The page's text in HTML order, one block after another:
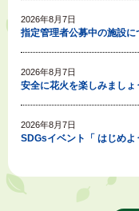
2026年8月7日
指定管理者公募中の施設に
2026年8月7日
安全に花火を楽しみましょ
2026年8月7日
SDGsイベント「 はじめ
「掛川の教育<統計書>」に